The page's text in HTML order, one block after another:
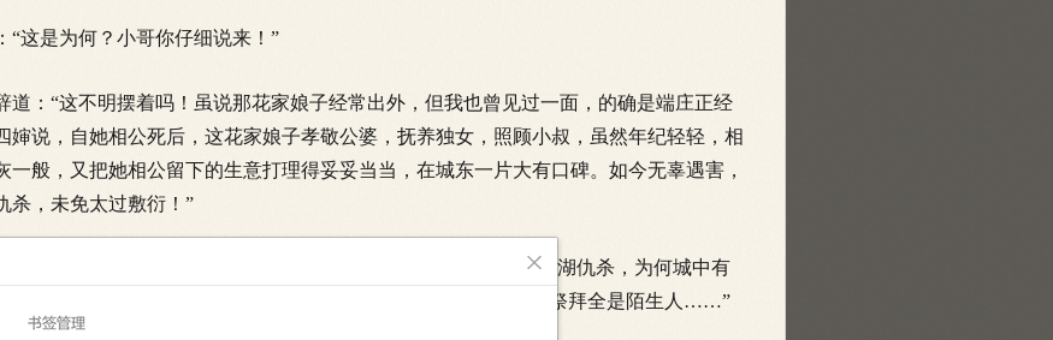
是为何？小哥你仔细说来！”
：“这不明摆着吗！虽说那花家娘子经常出外，但我也曾见过一面，的确是端庄正经
婶说，自她相公死后，这花家娘子孝敬公婆，抚养独女，照顾小叔，虽然年纪轻轻，相
一般，又把她相公留下的生意打理得妥妥当当，在城东一片大有口碑。如今无辜遇害，
杀，未免太过敷衍！”
家娘子的名字？”小二哥却茫然摇头，我笑道：“若说这不是江湖仇杀，为何城中有
，道：“这也着实奇怪，今早二子说见到花家铺子设了灵堂，去祭拜全是陌生人……”
